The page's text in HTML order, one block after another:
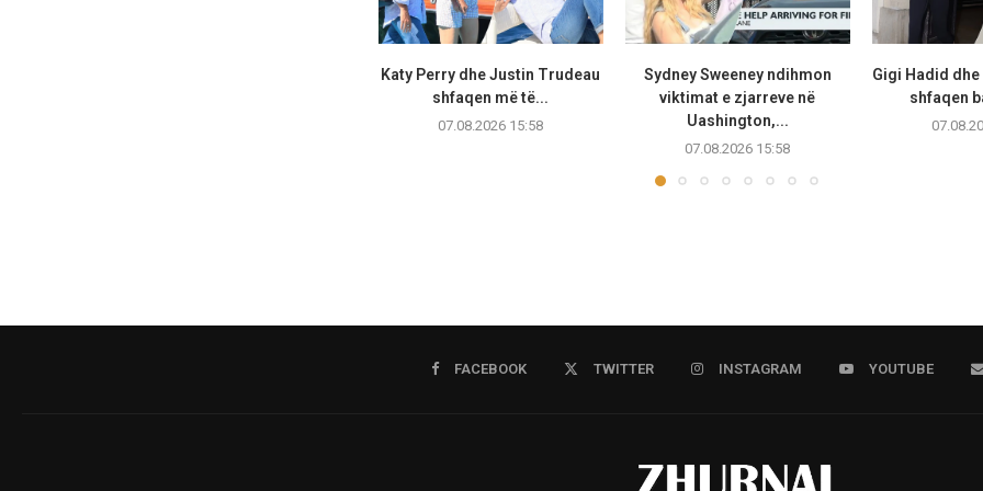
Katy Perry dhe Justin Trudeau
shfaqen më të...
07.08.2026 15:58
Sydney Sweeney ndihmon
viktimat e zjarreve në
Uashington,...
07.08.2026 15:58
Gigi Hadid
shfaqen
FACEBOOK TWITTER INSTAGRAM YOUTUBE